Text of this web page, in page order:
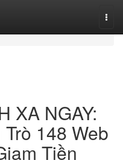
XA NGAY:
148 Web
Tiền